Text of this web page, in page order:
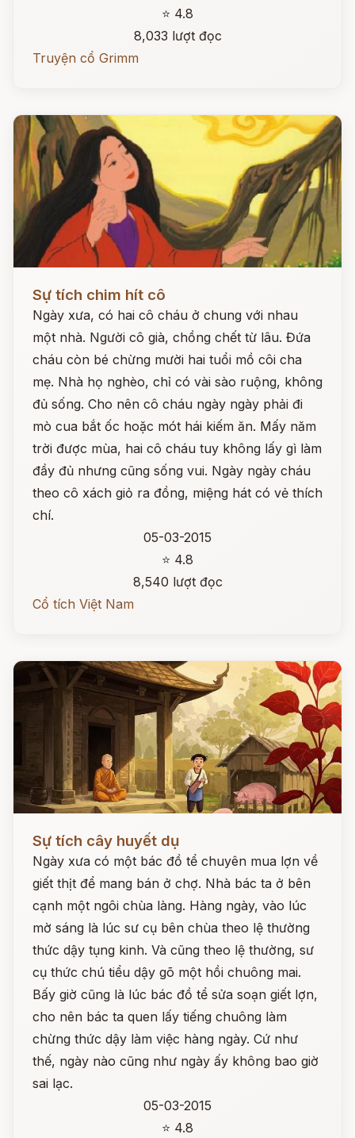
⭐ 4.8
8,033 lượt đọc
Truyện cổ Grimm
Sự tích chim hít cô
Ngày xưa, có hai cô cháu ở chung với nhau
một nhà. Người cô già, chồng chết từ lâu. Đứa
cháu còn bé chừng mười hai tuổi mồ côi cha
mẹ. Nhà họ nghèo, chỉ có vài sào ruộng, không
đủ sống. Cho nên cô cháu ngày ngày phải đi
mò cua bắt ốc hoặc mót hái kiếm ăn. Mấy năm
trời được mùa, hai cô cháu tuy không lấy gì làm
đầy đủ nhưng cũng sống vui. Ngày ngày cháu
theo cô xách giỏ ra đồng, miệng hát có vẻ thích
chí.
05-03-2015
⭐ 4.8
8,540 lượt đọc
Cổ tích Việt Nam
Sự tích cây huyết dụ
Ngày xưa có một bác đồ tể chuyên mua lợn về
giết thịt để mang bán ở chợ. Nhà bác ta ở bên
cạnh một ngôi chùa làng. Hàng ngày, vào lúc
mờ sáng là lúc sư cụ bên chùa theo lệ thường
thức dậy tụng kinh. Và cũng theo lệ thường, sư
cụ thức chú tiểu dậy gõ một hồi chuông mai.
Bấy giờ cũng là lúc bác đồ tể sửa soạn giết lợn,
cho nên bác ta quen lấy tiếng chuông làm
chừng thức dậy làm việc hàng ngày. Cứ như
thế, ngày nào cũng như ngày ấy không bao giờ
sai lạc.
05-03-2015
⭐ 4.8